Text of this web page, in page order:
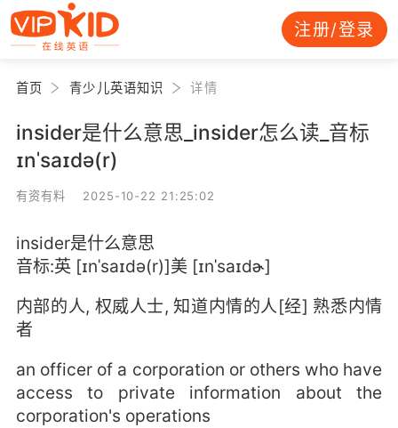
注册/登录
首页 青少儿英语知识 详情
insider是什么意思_insider怎么读_音标
ɪnˈsaɪdə(r)
有资有料 2025-10-22 21:25:02
insider是什么意思
音标:英 [ɪnˈsaɪdə(r)]美 [ɪnˈsaɪdɚ]
内部的人, 权威人士, 知道内情的人[经] 熟悉内情
者
an officer of a corporation or others who have
access to private information about the
corporation's operations